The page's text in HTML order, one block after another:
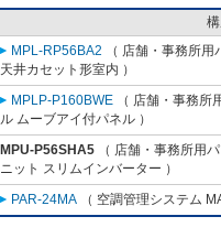
MPL-RP56BA2 （ 店舗・事務所
天井カセット形室内 ）
MPLP-P160BWE （ 店舗・事務所
ル ムーブアイ付パネル ）
MPU-P56SHA5 （ 店舗・事務所用
ニット スリムインバーター ）
PAR-24MA （ 空調管理システム